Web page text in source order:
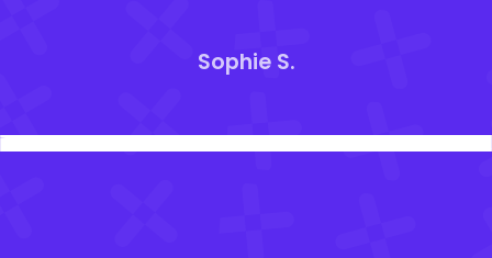
Sophie S.